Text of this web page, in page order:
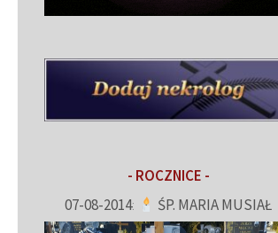
- ROCZNICE -
07-08-2014: ŚP. MARIA MUSIAŁ